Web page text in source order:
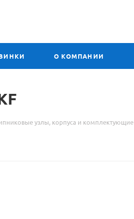
О КОМПАНИИ
узлы, корпуса и комплектующие